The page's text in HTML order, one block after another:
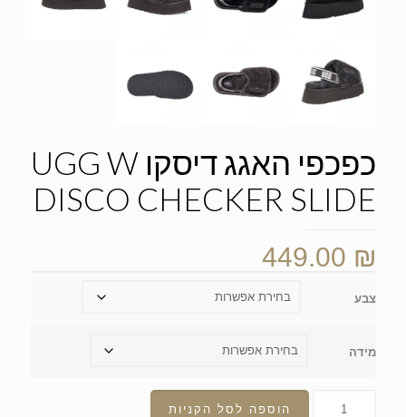
כפכפי האגג דיסקו UGG W
DISCO CHECKER SLIDE
449.00 ₪
צבע
מידה
הוספה לסל הקניות